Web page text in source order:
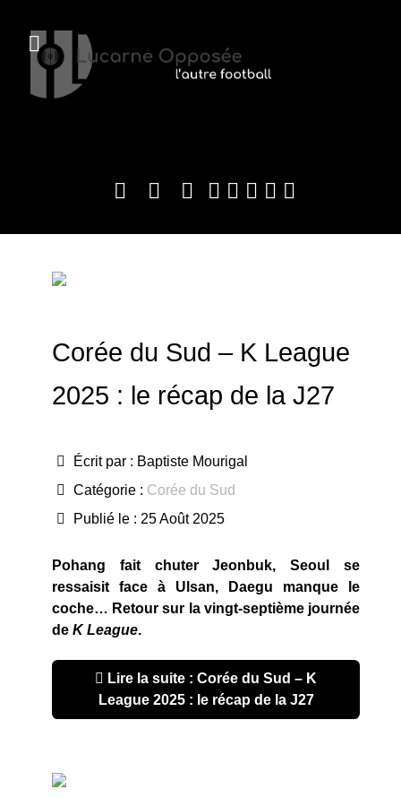
Corée du Sud – K League
2025 : le récap de la J27
Écrit par : Baptiste Mourigal
Catégorie : Corée du Sud
Publié le : 25 Août 2025
Pohang fait chuter Jeonbuk, Seoul se
ressaisit face à Ulsan, Daegu manque le
coche… Retour sur la vingt-septième journée
de K League.
Lire la suite : Corée du Sud – K
League 2025 : le récap de la J27